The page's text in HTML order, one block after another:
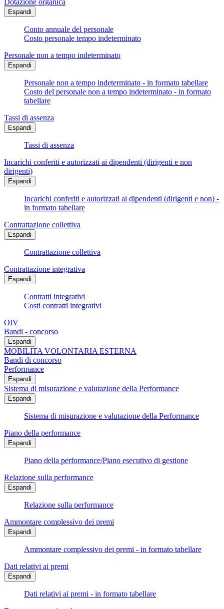
Dotazione organica
Espandi
Conto annuale del personale
Costo personale tempo indeterminato
Personale non a tempo indeterminato
Espandi
Personale non a tempo indeterminato - in formato tabellare
Costo del personale non a tempo indeterminato - in formato
tabellare
Tassi di assenza
Espandi
Tassi di assenza
Incarichi conferiti e autorizzati ai dipendenti (dirigenti e non
dirigenti)
Espandi
Incarichi conferiti e autorizzati ai dipendenti (dirigenti e non) -
in formato tabellare
Contrattazione collettiva
Espandi
Contrattazione collettiva
Contrattazione integrativa
Espandi
Contratti integrativi
Costi contratti integrativi
OIV
Bandi - concorso
Espandi
MOBILITA VOLONTARIA ESTERNA
Bandi di concorso
Performance
Espandi
Sistema di misurazione e valutazione della Performance
Espandi
Sistema di misurazione e valutazione della Performance
Piano della performance
Espandi
Piano della performance/Piano esecutivo di gestione
Relazione sulla performance
Espandi
Relazione sulla performance
Ammontare complessivo dei premi
Espandi
Ammontare complessivo dei premi - in formato tabellare
Dati relativi ai premi
Espandi
Dati relativi ai premi - in formato tabellare